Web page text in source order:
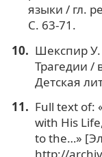
языки / гл.
С. 63-71.
Шекспир
Трагедии /
Детская
Full text of:
with His
to the…»